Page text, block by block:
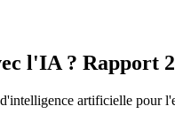
l'IA ? Rapport
artificielle pour